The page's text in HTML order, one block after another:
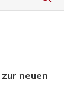
neuen